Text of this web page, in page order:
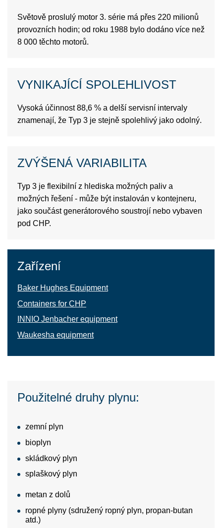
Světově proslulý motor 3. série má přes 220 milionů
provozních hodin; od roku 1988 bylo dodáno více než
8 000 těchto motorů.
VYNIKAJÍCÍ SPOLEHLIVOST
Vysoká účinnost 88,6 % a delší servisní intervaly
znamenají, že Typ 3 je stejně spolehlivý jako odolný.
ZVÝŠENÁ VARIABILITA
Typ 3 je flexibilní z hlediska možných paliv a
možných řešení - může být instalován v kontejneru,
jako součást generátorového soustrojí nebo vybaven
pod CHP.
Zařízení
Baker Hughes Equipment
Containers for СНР
INNIO Jenbacher equipment
Waukesha equipment
Použitelné druhy plynu:
zemní plyn
bioplyn
skládkový plyn
splaškový plyn
metan z dolů
ropné plyny (sdružený ropný plyn, propan-butan
atd.)